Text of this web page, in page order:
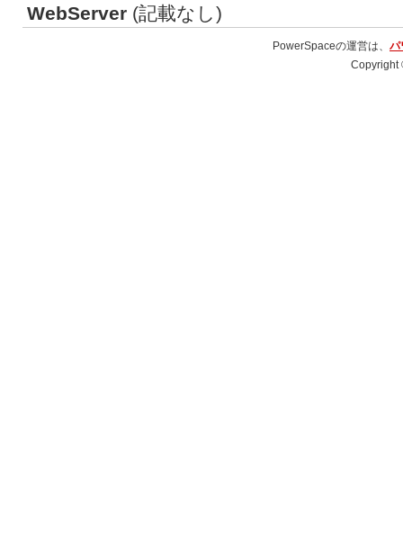
WebServer (記載なし)
PowerSpaceの運営は、 パ
Copyright